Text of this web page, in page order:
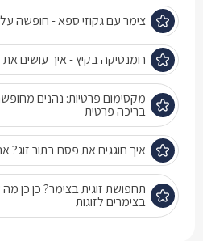
צימר עם גקוזי ספא - חופשה על
רומנטיקה בקיץ - איך עושים את
מקסימום פרטיות: נהנים
בריכה פרטית
איך חוגגים את פסח בתור זוג?
תחפושת זוגית בצימר? כן כן
בצימרים לזוגות